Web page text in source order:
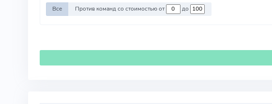
Все Против команд со стоимостью от до